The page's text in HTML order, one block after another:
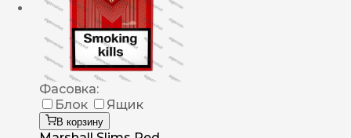
Фасовка:
Блок
Ящик
В корзину